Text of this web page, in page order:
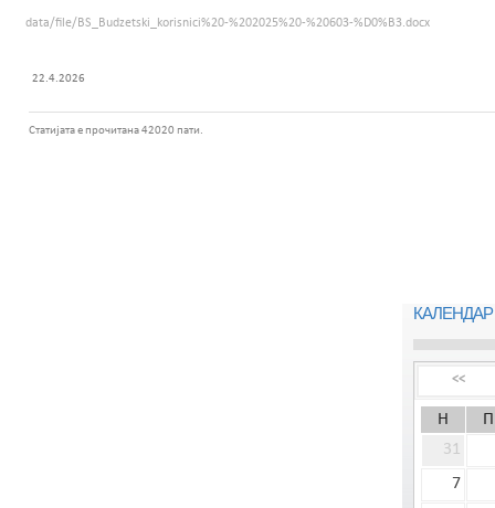
data/file/BS_Budzetski_korisnici%20-%202025%20-%20603-%D0%B3.docx
22.4.2026
Статијата е прочитана 42020 пати.
<<
Н
П
31
7